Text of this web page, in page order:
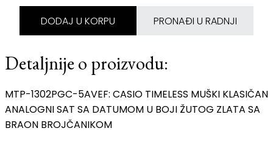
DODAJ U KORPU PRONAĐI U RADNJI
Detaljnije o proizvodu:
MTP-1302PGC-5AVEF: CASIO TIMELESS MUŠKI KLASIČAN
ANALOGNI SAT SA DATUMOM U BOJI ŽUTOG ZLATA SA
BRAON BROJČANIKOM